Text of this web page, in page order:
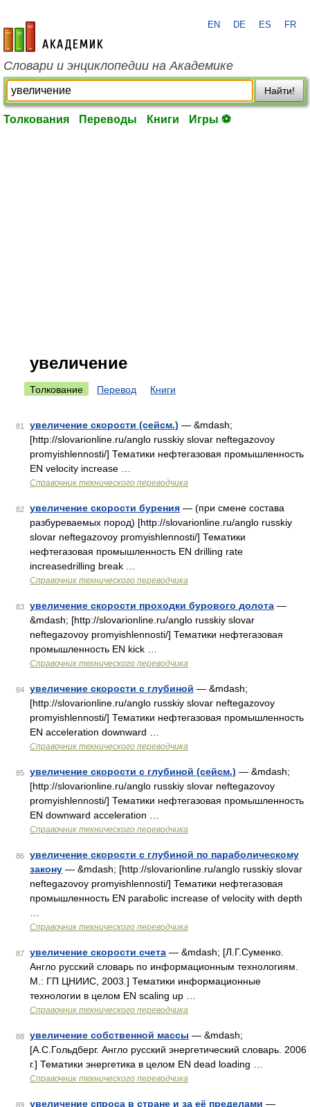
academic.ru
EN DE ES FR
Словари и энциклопедии на Академике
Найти!
Толкования Переводы Книги Игры ⚽
увеличение
Толкование Перевод Книги
81 увеличение скорости (сейсм.) — &mdash;
[http://slovarionline.ru/anglo russkiy slovar neftegazovoy
promyishlennosti/] Тематики нефтегазовая промышленность
EN velocity increase …
Справочник технического переводчика
82 увеличение скорости бурения — (при смене состава
разбуреваемых пород) [http://slovarionline.ru/anglo russkiy
slovar neftegazovoy promyishlennosti/] Тематики
нефтегазовая промышленность EN drilling rate
increasedrilling break …
Справочник технического переводчика
83 увеличение скорости проходки бурового долота —
&mdash; [http://slovarionline.ru/anglo russkiy slovar
neftegazovoy promyishlennosti/] Тематики нефтегазовая
промышленность EN kick …
Справочник технического переводчика
84 увеличение скорости с глубиной — &mdash;
[http://slovarionline.ru/anglo russkiy slovar neftegazovoy
promyishlennosti/] Тематики нефтегазовая промышленность
EN acceleration downward …
Справочник технического переводчика
85 увеличение скорости с глубиной (сейсм.) — &mdash;
[http://slovarionline.ru/anglo russkiy slovar neftegazovoy
promyishlennosti/] Тематики нефтегазовая промышленность
EN downward acceleration …
Справочник технического переводчика
86
увеличение скорости с глубиной по параболическому
закону — &mdash; [http://slovarionline.ru/anglo russkiy slovar
neftegazovoy promyishlennosti/] Тематики нефтегазовая
промышленность EN parabolic increase of velocity with depth
Справочник технического переводчика
87 увеличение скорости счета — &mdash; [Л.Г.Суменко.
Англо русский словарь по информационным технологиям.
М.: ГП ЦНИИС, 2003.] Тематики информационные
технологии в целом EN scaling up …
Справочник технического переводчика
88 увеличение собственной массы — &mdash;
[А.С.Гольдберг. Англо русский энергетический словарь. 2006
г.] Тематики энергетика в целом EN dead loading …
Справочник технического переводчика
89 увеличение спроса в стране и за её пределами —